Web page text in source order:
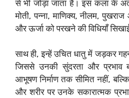
से भी जोड़ा जाता है। इस कला के
मोती, पन्ना, माणिक्य, नीलम,
और ऊर्जा को परखने की विधियाँ
साथ ही, इन्हें उचित धातु में जड़कर
जिससे उनकी सुंदरता और प्रभाव
आभूषण निर्माण तक सीमित नहीं,
और शरीर पर उनके सकारात्मक